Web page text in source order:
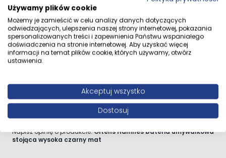
Opinie klientów
Napisz własną recenzję
Napisz opinię o produkcie:Oltens Hamnes bateria umywalkowa
stojąca wysoka czarny mat
Używamy plików cookie
Możemy je zamieścić w celu analizy danych dotyczących
odwiedzających, ulepszenia naszej strony internetowej, pokazania
spersonalizowanych treści i zapewnienia Państwu wspaniałego
doświadczenia na stronie internetowej. Aby uzyskać więcej
informacji na temat plików cookie, których używamy, otwórz
ustawienia.
Akceptuj wszystko
Dostosuj